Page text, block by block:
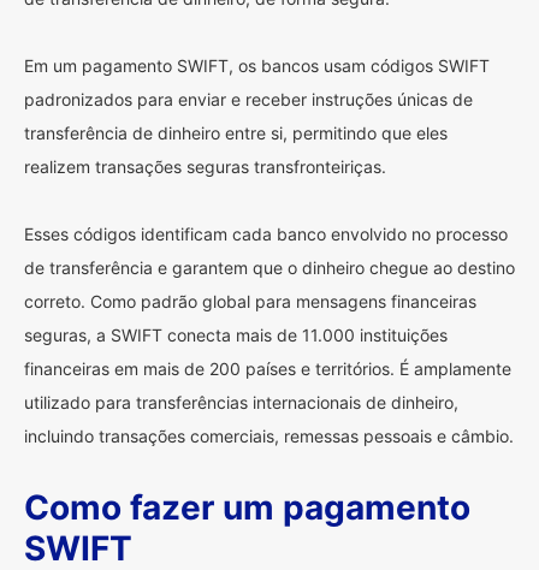
Em um pagamento SWIFT, os bancos usam códigos SWIFT
padronizados para enviar e receber instruções únicas de
transferência de dinheiro entre si, permitindo que eles
realizem transações seguras transfronteiriças.
Esses códigos identificam cada banco envolvido no processo
de transferência e garantem que o dinheiro chegue ao destino
correto. Como padrão global para mensagens financeiras
seguras, a SWIFT conecta mais de 11.000 instituições
financeiras em mais de 200 países e territórios. É amplamente
utilizado para transferências internacionais de dinheiro,
incluindo transações comerciais, remessas pessoais e câmbio.
Como fazer um pagamento
SWIFT